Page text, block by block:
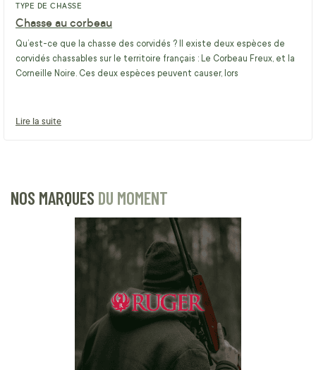
TYPE DE CHASSE
Chasse au corbeau
Qu’est-ce que la chasse des corvidés ? Il existe deux espèces de
corvidés chassables sur le territoire français : Le Corbeau Freux, et la
Corneille Noire. Ces deux espèces peuvent causer, lors
Lire la suite
NOS MARQUES DU MOMENT